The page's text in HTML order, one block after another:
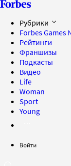
Рубрики
Forbes Games
Рейтинги
Франшизы
Подкасты
Видео
Life
Woman
Sport
Young
Войти